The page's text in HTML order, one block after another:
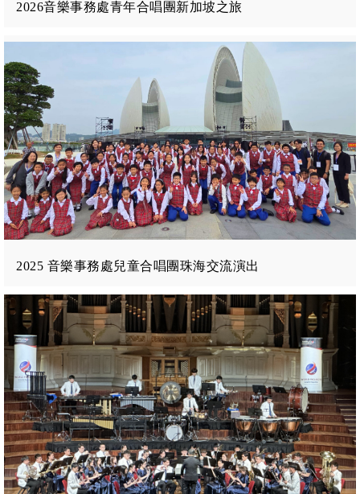
2026音樂事務處青年合唱團新加坡之旅
2025 音樂事務處兒童合唱團珠海交流演出